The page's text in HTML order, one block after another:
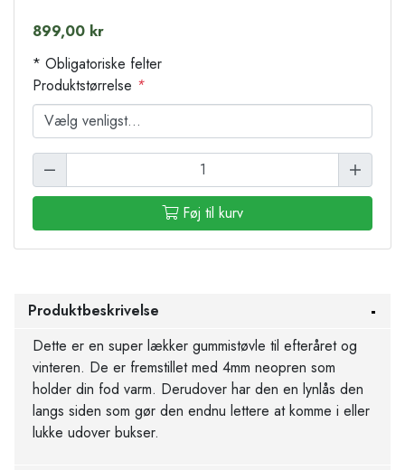
899,00 kr
* Obligatoriske felter
Produktstørrelse *
Føj til kurv
Produktbeskrivelse
Dette er en super lækker gummistøvle til efteråret og
vinteren. De er fremstillet med 4mm neopren som
holder din fod varm. Derudover har den en lynlås den
langs siden som gør den endnu lettere at komme i eller
lukke udover bukser.